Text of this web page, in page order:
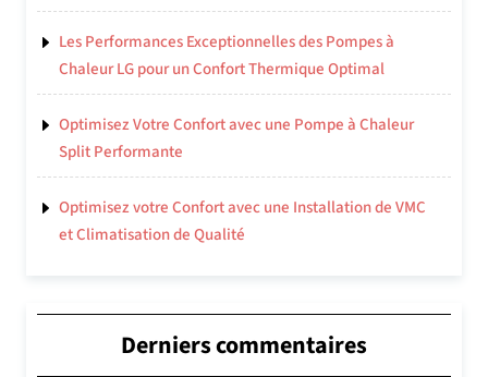
Les Performances Exceptionnelles des Pompes à
Chaleur LG pour un Confort Thermique Optimal
Optimisez Votre Confort avec une Pompe à Chaleur
Split Performante
Optimisez votre Confort avec une Installation de VMC
et Climatisation de Qualité
Derniers commentaires